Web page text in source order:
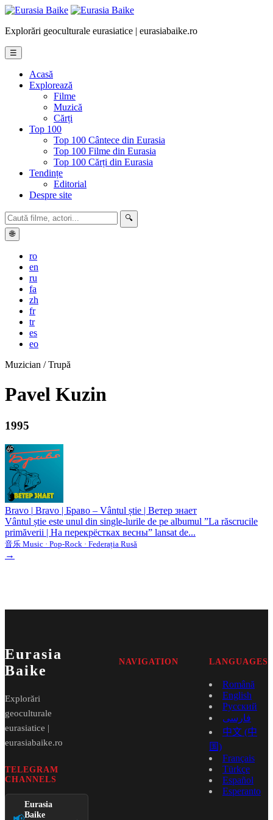
Explorări geoculturale eurasiatice | eurasiabaike.ro
☰
Acasă
Explorează
Filme
Muzică
Cărți
Top 100
Top 100 Cântece din Eurasia
Top 100 Filme din Eurasia
Top 100 Cărți din Eurasia
Tendințe
Editorial
Despre site
🔍
🌐
ro
en
ru
fa
zh
fr
tr
es
eo
Muzician / Trupă
Pavel Kuzin
1995
Bravo | Bravo | Браво – Vântul știe | Ветер знает
Vântul știe este unul din single-lurile de pe albumul ”La răscrucile
primăverii | На перекрёстках весны” lansat de...
音乐 Music · Pop-Rock · Federația Rusă
→
Eurasia
Baike
Explorări
geoculturale
eurasiatice |
eurasiabaike.ro
TELEGRAM
CHANNELS
Eurasia
Baike
NAVIGATION LANGUAGES
Română
English
Русский
فارسی
中文 (中
国)
Français
Türkçe
Español
Esperanto